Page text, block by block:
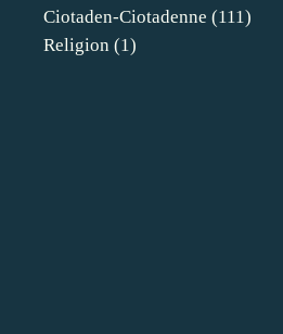
Ciotaden-Ciotadenne (111)
Religion (1)